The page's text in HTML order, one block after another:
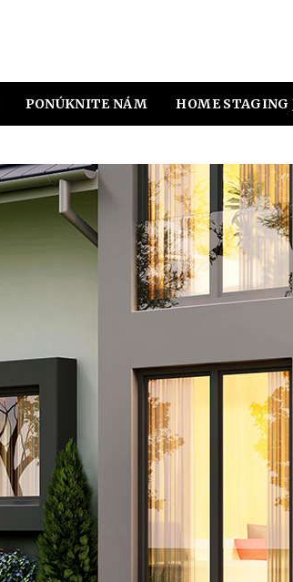
PONÚKNITE NÁM HOME STAGING